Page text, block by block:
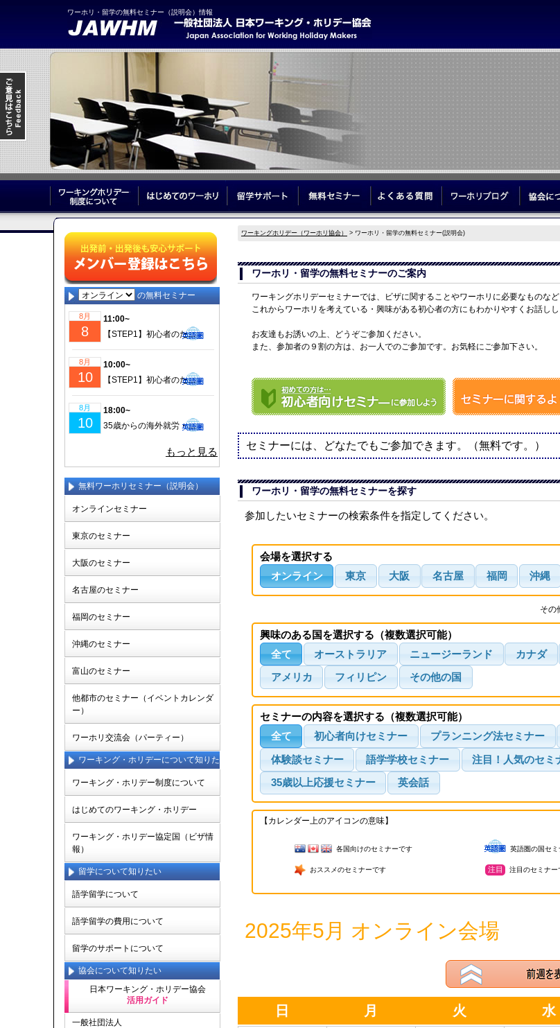
ワーホリ・留学の無料セミナー（説明会）情報
ワーキングホリデー制度についてはじめてのワーホリ 留学サポート 無料セミナー ワーホリブロ
の無料セミナー
8月
8
11:00~
【STEP1】初心者のための成功するワーホリ・留学準備｜現地仕事＆ビザ情報も徹底解説！
8月
10
10:00~
【STEP1】初心者のための成功するワーホリ・留学準備｜現地仕事＆ビザ情報も徹底解説！
8月
10
18:00~
35歳からの海外就労・セカンドキャリア実現セミナー
もっと見る
無料ワーホリセミナー（説明会）
オンラインセミナー
東京のセミナー
大阪のセミナー
名古屋のセミナー
福岡のセミナー
沖縄のセミナー
富山のセミナー
他都市のセミナー（イベントカレンダ
ー）
ワーホリ交流会（パーティー）
ワーキング・ホリデーについて知りた
ワーキング・ホリデー制度について
はじめてのワーキング・ホリデー
ワーキング・ホリデー協定国（ビザ情
報）
留学について知りたい
語学留学について
語学留学の費用について
留学のサポートについて
協会について知りたい
日本ワーキング・ホリデー協会
活用ガイド
一般社団法人
ワーキングホリデー（ワーホリ協会） > ワーホリ・留学の無料セミナー(説明会)
ワーホリ・留学の無料セミナーのご案内
ワーキングホリデーセミナーでは、ビザに関することやワーホリに必要なものなど
これからワーホリを考えている・興味がある初心者の方にもわかりやすくお話しし
お友達もお誘いの上、どうぞご参加ください。
また、参加者の９割の方は、お一人でのご参加です。お気軽にご参加下さい。
セミナーには、どなたでもご参加できます。（無料です。）
ワーホリ・留学の無料セミナーを探す
参加したいセミナーの検索条件を指定してください。
会場を選択する
オンライン
東京 大阪 名古屋 福岡 沖縄
その
興味のある国を選択する（複数選択可能）
全て
オーストラリア ニュージーランド カナダ
アメリカ フィリピン その他の国
セミナーの内容を選択する（複数選択可能）
全て
初心者向けセミナー プランニング法セミナー
体験談セミナー 語学学校セミナー 注目！人気のセミ
35歳以上応援セミナー 英会話
【カレンダー上のアイコンの意味】
各国向けのセミナーです 英語圏の国セ
おススメのセミナーです 注目 注目のセミナー
2025年5月 オンライン会場
日 月 火 水